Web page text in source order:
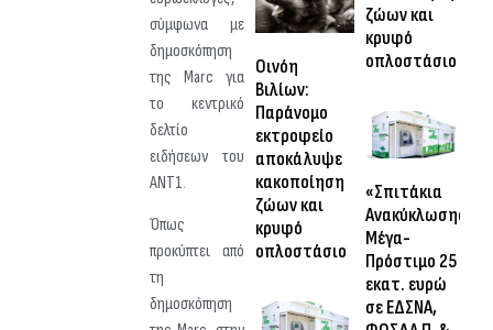
σύμφωνα με
δημοσκόπηση
της Marc για
το κεντρικό
δελτίο
ειδήσεων του
ΑΝΤ1.
Όπως
προκύπτει από
τη
δημοσκόπηση
Οινόη
Βιλίων:
Παράνομο
εκτροφείο
αποκάλυψε
κακοποίηση
ζώων και
κρυφό
οπλοστάσιο
ζώων και
κρυφό
οπλοστάσιο
«Σπιτάκια
Ανακύκλωσης»:
Μέγα-
Πρόστιμο 25
εκατ. ευρώ
σε ΕΔΣΝΑ,